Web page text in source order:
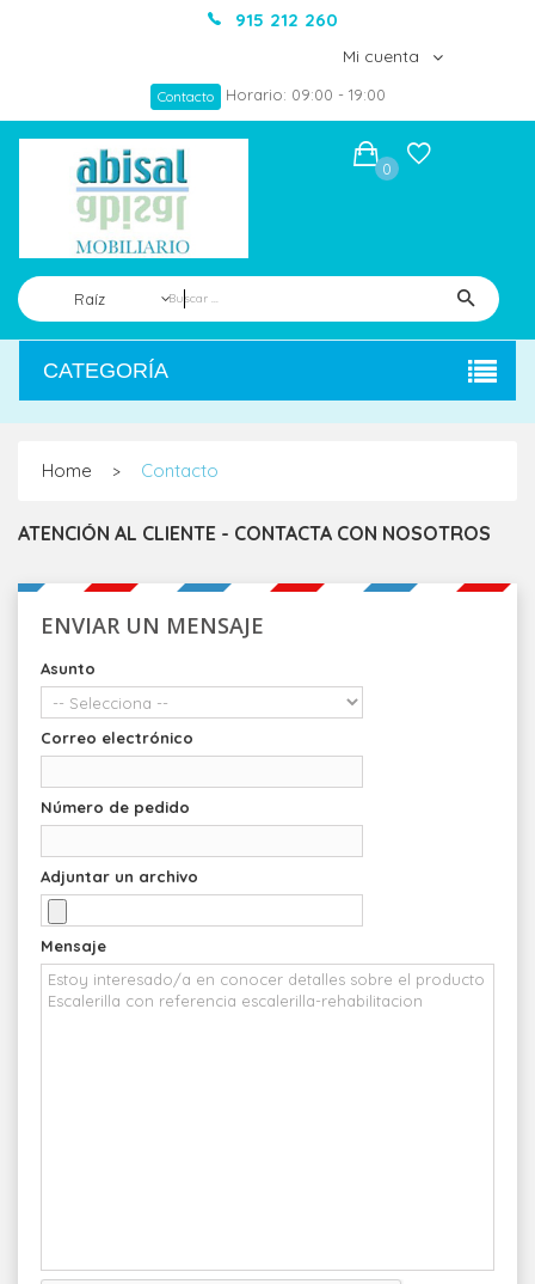
915 212 260
Mi cuenta
Contacto Horario: 09:00 - 19:00
Raíz
0
CATEGORÍA
Home > Contacto
ATENCIÓN AL CLIENTE - CONTACTA CON NOSOTROS
ENVIAR UN MENSAJE
Asunto
Correo electrónico
Número de pedido
Adjuntar un archivo
Mensaje